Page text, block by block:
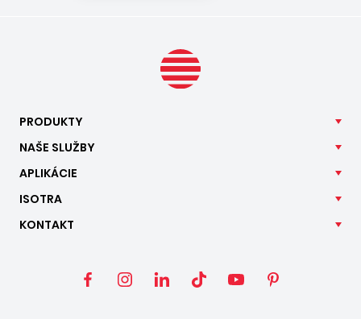
PRODUKTY
NAŠE SLUŽBY
APLIKÁCIE
ISOTRA
KONTAKT